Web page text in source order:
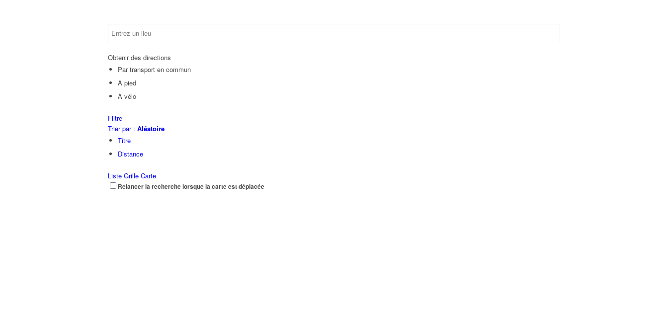
Obtenir des directions
Par transport en commun
A pied
À vélo
Filtre
Trier par : Aléatoire
Titre
Distance
Liste Grille Carte
Relancer la recherche lorsque la carte est déplacée